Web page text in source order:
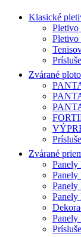
Klasické
Pletivo
Zvárané
Zvárané